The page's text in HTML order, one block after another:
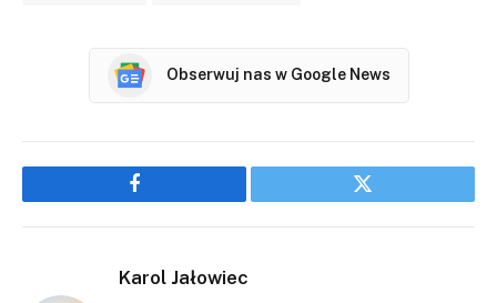
Obserwuj nas w Google News
Facebook Twitter
Karol Jałowiec